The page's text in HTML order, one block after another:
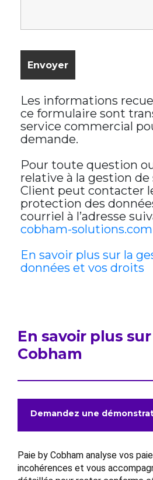
Les informations
ce formulaire sont
service commercial
demande.
Pour toute question
relative à la gestion de
Client peut contacter
protection des
courriel à l’adresse
cobham-solutions.com
En savoir plus sur la
données et vos droits
En savoir plus
Cobham
Demandez une
Paie by Cobham analyse vos
incohérences et vous